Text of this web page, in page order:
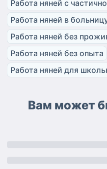
Работа няней с
Работа няней в
Работа няней без
Работа няней без опыта
Работа няней для
Вам может